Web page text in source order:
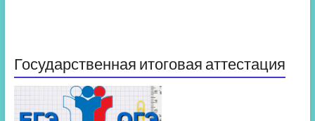
Государственная итоговая аттестация